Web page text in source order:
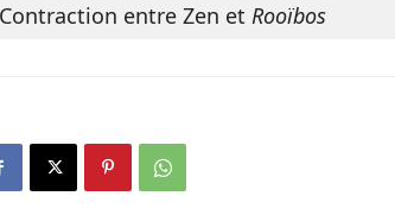
entre Zen et Rooïbos